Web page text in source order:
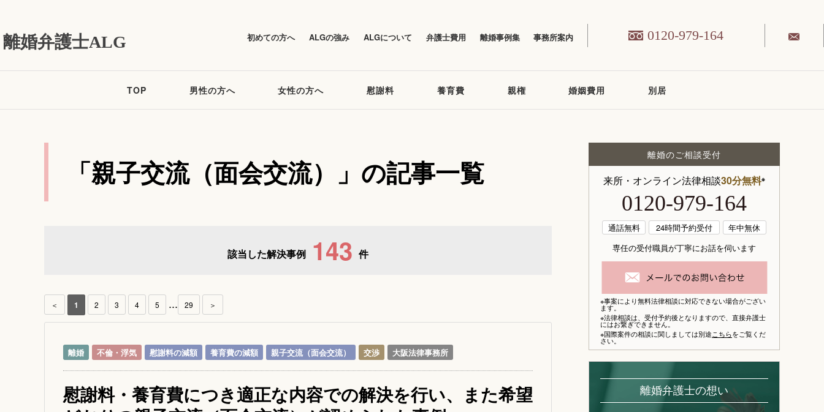
離婚弁護士ALG 初めての方へ ALGの強み ALGについて 弁護士費用 離婚事例集 事務所案内 0120-979-164
TOP 男性の方へ 女性の方へ 慰謝料 養育費 親権 婚姻費用 別居
「親子交流（面会交流）」の記事一覧
該当した解決事例 143 件
＜ 1 2 3 4 5 ... 29 ＞
離婚 不倫・浮気 慰謝料の減額 養育費の減額 親子交流（面会交流） 交渉 大阪法律事務所
慰謝料・養育費につき適正な内容での解決を行い、また希望
離婚のご相談受付
来所・オンライン法律相談30分無料※
0120-979-164
通話無料 24時間予約受付
年中無休
専任の受付職員が丁寧にお話を伺います
※事案により無料法律相談に対応できない場合がござい
ます。
※法律相談は、 受付予約後となりますので、 直接弁護士
にはお繋ぎできません。
※国際案件の相談に関しましては別途こちらをご覧くだ
さい。
離婚弁護士の想い